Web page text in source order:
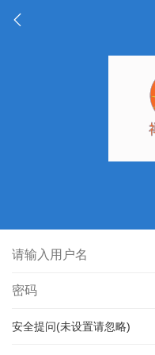
安全提问(未设置请忽略)